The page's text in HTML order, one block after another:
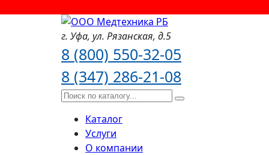
г. Уфа, ул. Рязанская, д.5
8 (800) 550-32-05
8 (347) 286-21-08
Каталог
Услуги
О компании